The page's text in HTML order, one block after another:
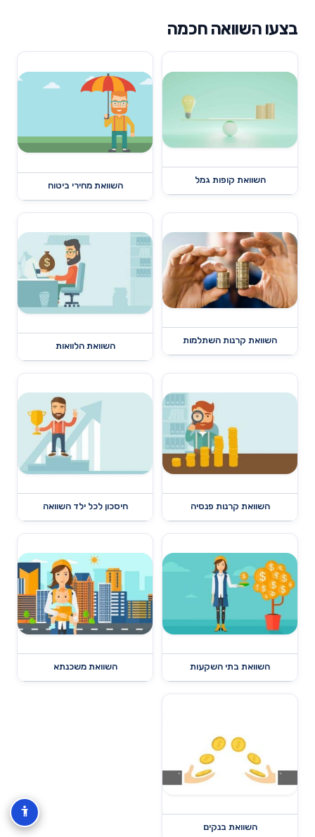
בצעו השוואה חכמה
השוואת קופות גמל
השוואת מחירי ביטוח
השוואת קרנות השתלמות
השוואת הלוואות
השוואת קרנות פנסיה חיסכון לכל ילד השוואה
השוואת בתי השקעות השוואת משכנתא
השוואת בנקים